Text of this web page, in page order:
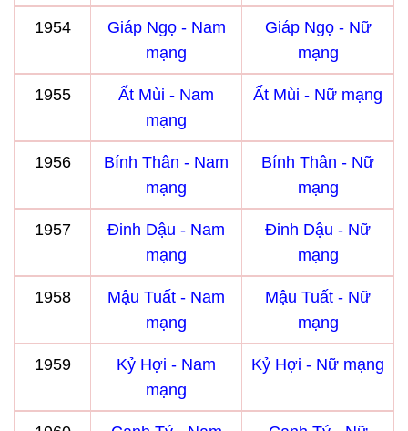
1954
Giáp Ngọ - Nam
mạng
Giáp Ngọ - Nữ
mạng
1955
Ất Mùi - Nam
mạng
Ất Mùi - Nữ mạng
1956
Bính Thân - Nam
mạng
Bính Thân - Nữ
mạng
1957
Đinh Dậu - Nam
mạng
Đinh Dậu - Nữ
mạng
1958
Mậu Tuất - Nam
mạng
Mậu Tuất - Nữ
mạng
1959
Kỷ Hợi - Nam
mạng
Kỷ Hợi - Nữ mạng